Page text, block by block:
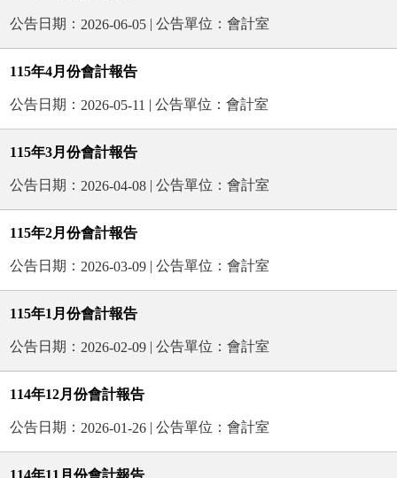
公告日期： 2026-06-05 | 公告單位：會計室
115年4月份會計報告
公告日期： 2026-05-11 | 公告單位：會計室
115年3月份會計報告
公告日期： 2026-04-08 | 公告單位：會計室
115年2月份會計報告
公告日期： 2026-03-09 | 公告單位：會計室
115年1月份會計報告
公告日期： 2026-02-09 | 公告單位：會計室
114年12月份會計報告
公告日期： 2026-01-26 | 公告單位：會計室